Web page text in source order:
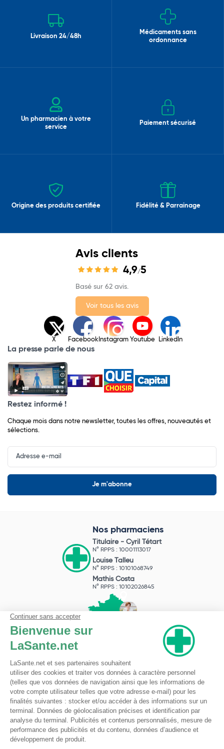
Livraison 24/48h
Médicaments sans
ordonnance
Un pharmacien à votre
service
Paiement sécurisé
Origine des produits certifiée Fidélité & Parrainage
Avis clients
4,9/5
Basé sur 62 avis.
Voir tous les avis
X Facebook Instagram Youtube LinkedIn
La presse parle de nous
Restez informé !
Chaque mois dans notre newsletter, toutes les offres, nouveautés et
sélections.
Input
Newsletter
Nos pharmaciens
Titulaire - Cyril Tétart
N° RPPS : 10001113017
Louise Talleu
N° RPPS : 10101068749
Mathis Costa
N° RPPS : 10102026845
Pharmacie du Bizet
Licence ARS : 590009874
Licence Ordinale : 126921
49 boulevard Bizet
59650 Villeneuve d'Ascq
Contactez-nous !